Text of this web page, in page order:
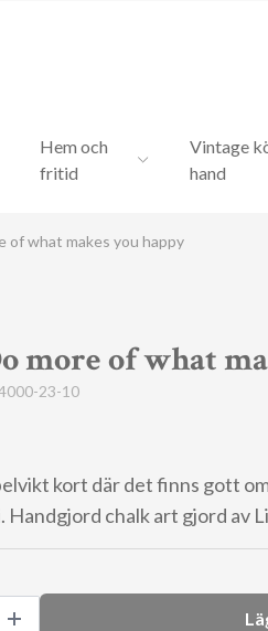
Hem och
fritid
Vintage
hand
of what makes you happy
more of what
23-10
kort där det finns gott
Handgjord chalk art gjord av